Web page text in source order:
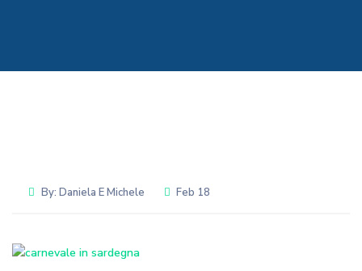
By: Daniela E Michele Feb 18